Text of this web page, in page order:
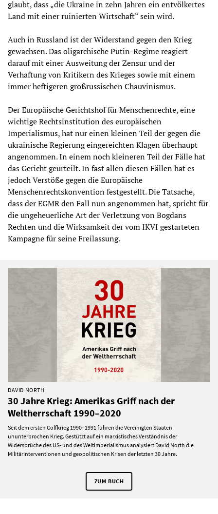
glaubt, dass „die Ukraine in zehn Jahren ein entvölkertes
Land mit einer ruinierten Wirtschaft“ sein wird.
Auch in Russland ist der Widerstand gegen den Krieg
gewachsen. Das oligarchische Putin-Regime reagiert
darauf mit einer Ausweitung der Zensur und der
Verhaftung von Kritikern des Krieges sowie mit einem
immer heftigeren großrussischen Chauvinismus.
Der Europäische Gerichtshof für Menschenrechte, eine
wichtige Rechtsinstitution des europäischen
Imperialismus, hat nur einen kleinen Teil der gegen die
ukrainische Regierung eingereichten Klagen überhaupt
angenommen. In einem noch kleineren Teil der Fälle hat
das Gericht geurteilt. In fast allen diesen Fällen hat es
jedoch Verstöße gegen die Europäische
Menschenrechtskonvention festgestellt. Die Tatsache,
dass der EGMR den Fall nun angenommen hat, spricht für
die ungeheuerliche Art der Verletzung von Bogdans
Rechten und die Wirksamkeit der vom IKVI gestarteten
Kampagne für seine Freilassung.
DAVID NORTH
30 Jahre Krieg: Amerikas Griff nach der
Weltherrschaft 1990–2020
Seit dem ersten Golfkrieg 1990–1991 führen die Vereinigten Staaten
ununterbrochen Krieg. Gestützt auf ein marxistisches Verständnis der
Widersprüche des US- und des Weltimperialismus analysiert David North die
Militärinterventionen und geopolitischen Krisen der letzten 30 Jahre.
ZUM BUCH